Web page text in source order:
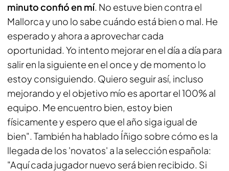
minuto confió en mí. No estuve bien contra el
Mallorca y uno lo sabe cuándo está bien o mal. He
esperado y ahora a aprovechar cada
oportunidad. Yo intento mejorar en el día a día para
salir en la siguiente en el once y de momento lo
estoy consiguiendo. Quiero seguir así, incluso
mejorando y el objetivo mío es aportar el 100% al
equipo. Me encuentro bien, estoy bien
físicamente y espero que el año siga igual de
bien". También ha hablado Íñigo sobre cómo es la
llegada de los 'novatos' a la selección española:
"Aquí cada jugador nuevo será bien recibido. Si